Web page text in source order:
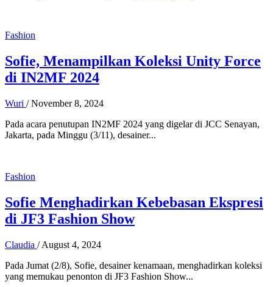
Fashion
Sofie, Menampilkan Koleksi Unity Force
di IN2MF 2024
Wuri / November 8, 2024
Pada acara penutupan IN2MF 2024 yang digelar di JCC Senayan,
Jakarta, pada Minggu (3/11), desainer...
Fashion
Sofie Menghadirkan Kebebasan Ekspresi
di JF3 Fashion Show
Claudia / August 4, 2024
Pada Jumat (2/8), Sofie, desainer kenamaan, menghadirkan koleksi
yang memukau penonton di JF3 Fashion Show...